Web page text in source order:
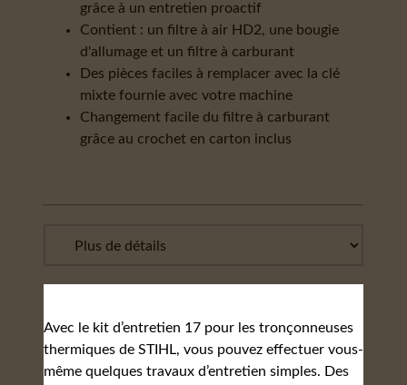
grâce à un entretien proactif
Contient : un filtre à air HD2, une bougie
d'allumage et un filtre à carburant
Des pièces faciles à remplacer avec la clé
mixte fournie avec votre machine
Changement facile du filtre à carburant
grâce au crochet en carton inclus
Avec le kit d’entretien 17 pour les tronçonneuses
thermiques de STIHL, vous pouvez effectuer vous-
même quelques travaux d’entretien simples. Des